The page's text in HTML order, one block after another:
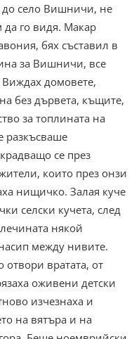
до село Вишничи, не
да го видя. Макар
бях съставил в
за Вишничи, все
домовете,
без дървета, къщите,
за топлината на
разкъсваше
се през
които през онзи
нищичко. Залая куче
селски кучета, след
някой
между нивите.
отвори вратата, от
оживени детски
изчезнаха и
на вятъра и на